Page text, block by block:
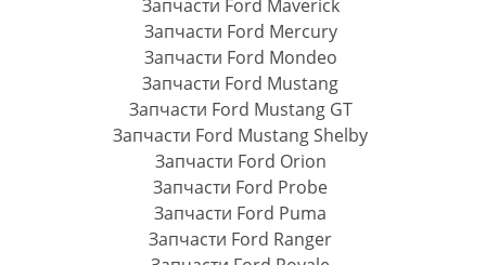
Запчасти Ford Maverick
Запчасти Ford Mercury
Запчасти Ford Mondeo
Запчасти Ford Mustang
Запчасти Ford Mustang GT
Запчасти Ford Mustang Shelby
Запчасти Ford Orion
Запчасти Ford Probe
Запчасти Ford Puma
Запчасти Ford Ranger